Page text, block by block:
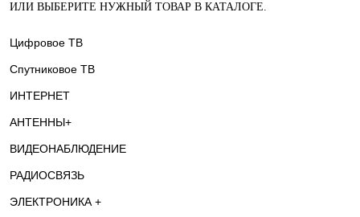
ИЛИ ВЫБЕРИТЕ НУЖНЫЙ ТОВАР В КАТАЛОГЕ.
Цифровое ТВ
Спутниковое ТВ
ИНТЕРНЕТ
АНТЕННЫ+
ВИДЕОНАБЛЮДЕНИЕ
РАДИОСВЯЗЬ
ЭЛЕКТРОНИКА +